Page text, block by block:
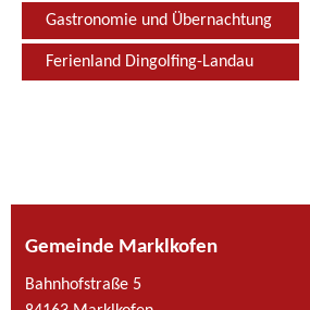
Gastronomie und Übernachtung
Ferienland Dingolfing-Landau
Gemeinde Marklkofen
Bahnhofstraße 5